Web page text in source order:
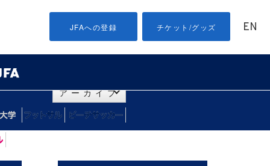
JFAへの登録 チケット/グッズ EN
アーカイブ